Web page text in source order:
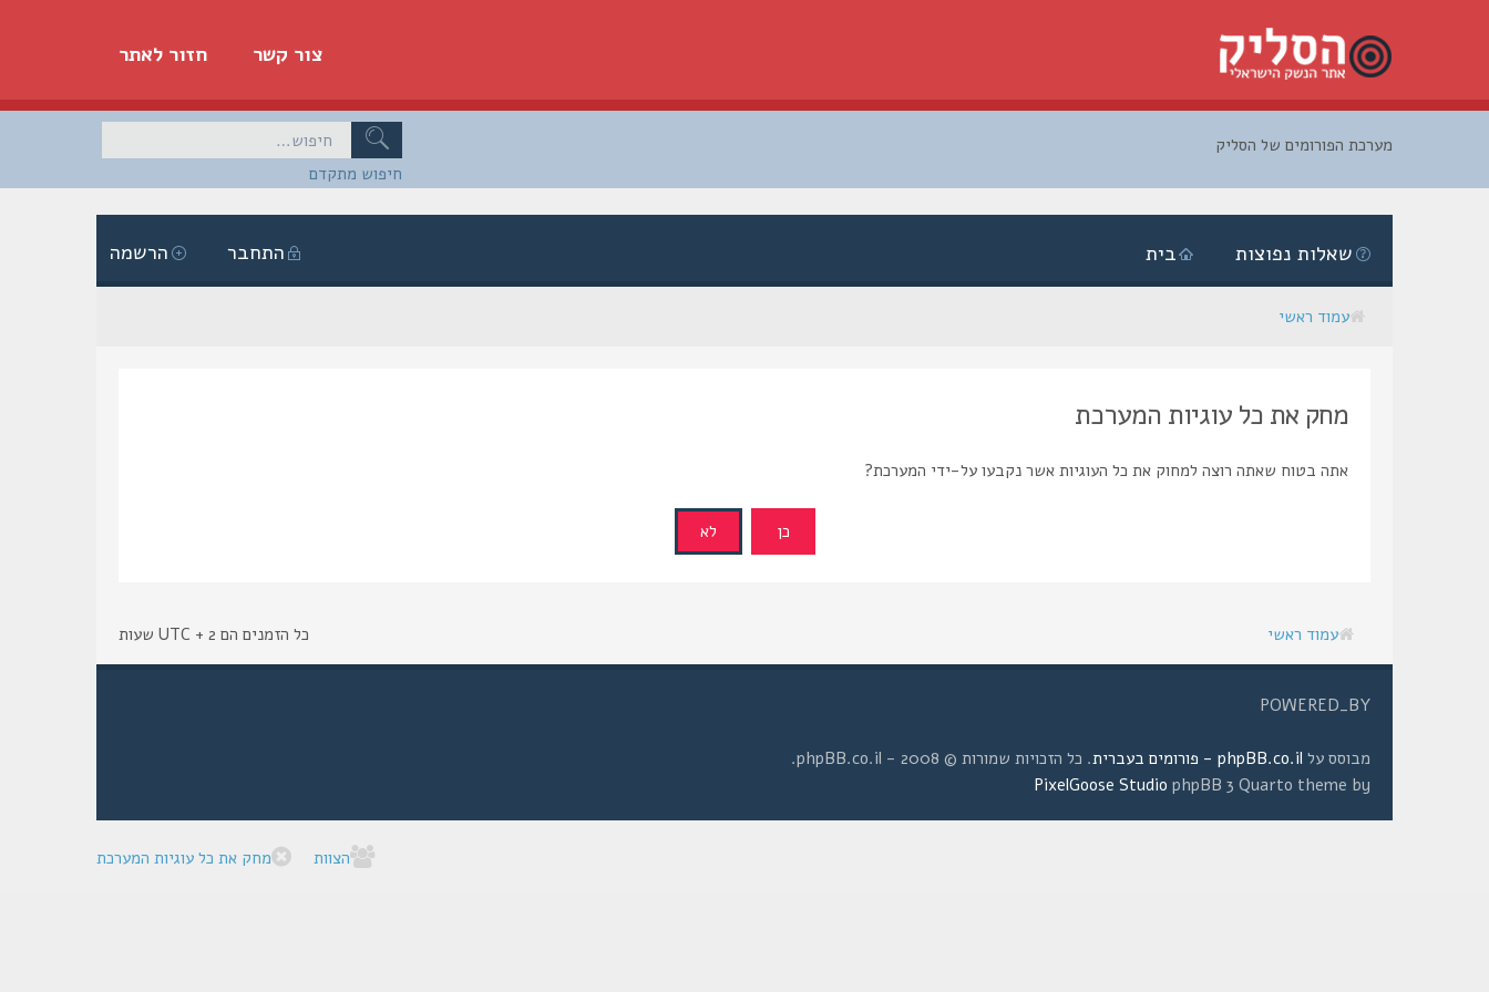
חזור לאתר צור קשר
חיפוש מתקדם
מערכת הפורומים של הסליק
הרשמה התחבר בית שאלות נפוצות
עמוד ראשי
מחק את כל עוגיות המערכת
אתה בטוח שאתה רוצה למחוק את כל העוגיות אשר נקבעו על-ידי המערכת?
עמוד ראשי כל הזמנים הם UTC + 2 שעות
POWERED_BY
מבוסס על phpBB.co.il - פורומים בעברית
. כל הזכויות שמורות © 2008 - phpBB.co.il.
phpBB 3 Quarto theme by
PixelGoose Studio
הצוות מחק את כל עוגיות המערכת